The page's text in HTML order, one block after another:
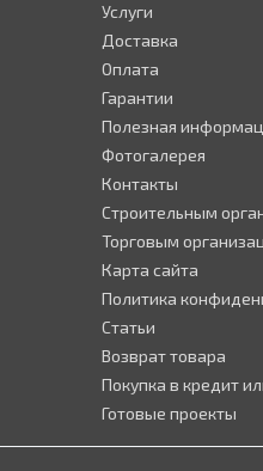
Услуги
Доставка
Оплата
Гарантии
Полезная
Фотогалерея
Контакты
Строительным
Торговым
Карта сайта
Политика
Статьи
Возврат товара
Покупка в кредит
Готовые проекты